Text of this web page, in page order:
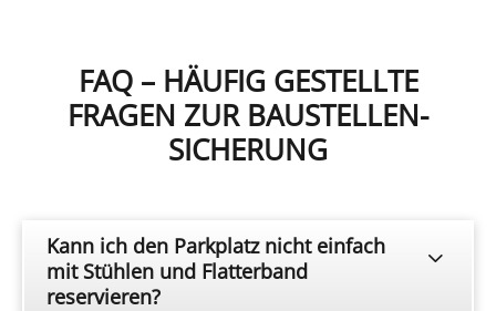
FAQ – HÄUFIG GESTELLTE
FRAGEN ZUR BAUSTELLEN­
SICHERUNG
Kann ich den Parkplatz nicht einfach
mit Stühlen und Flatterband
reservieren?